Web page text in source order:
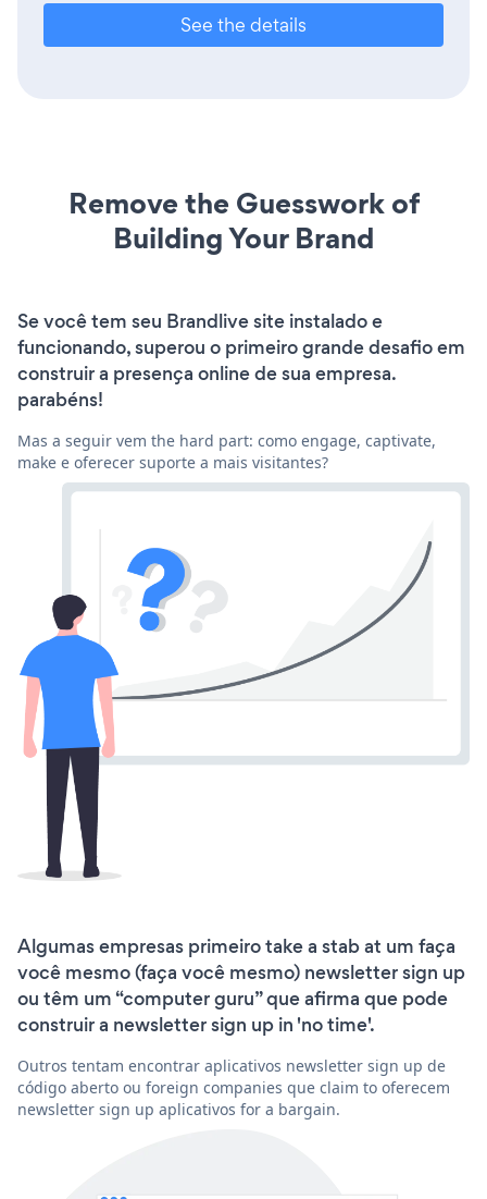
See the details
Remove the Guesswork of
Building Your Brand
Se você tem seu Brandlive site instalado e
funcionando, superou o primeiro grande desafio em
construir a presença online de sua empresa.
parabéns!
Mas a seguir vem the hard part: como engage, captivate,
make e oferecer suporte a mais visitantes?
Algumas empresas primeiro take a stab at um faça
você mesmo (faça você mesmo) newsletter sign up
ou têm um “computer guru” que afirma que pode
construir a newsletter sign up in 'no time'.
Outros tentam encontrar aplicativos newsletter sign up de
código aberto ou foreign companies que claim to oferecem
newsletter sign up aplicativos for a bargain.